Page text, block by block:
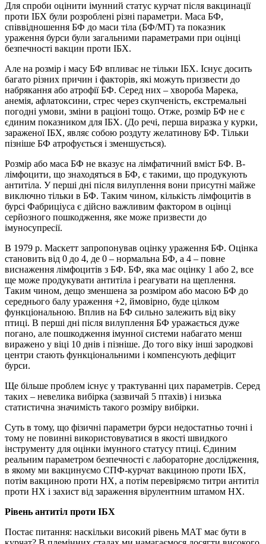
Для спроби оцінити імунний статус курчат після вакцинації
проти ІБХ були розроблені різні параметри. Маса БФ,
співвідношення БФ до маси тіла (БФ/МТ) та показник
ураження бурси були загальними параметрами при оцінці
безпечності вакцин проти ІБХ.
Але на розмір і масу БФ впливає не тільки ІБХ. Існує досить
багато різних причин і факторів, які можуть призвести до
набрякання або атрофії БФ. Серед них – хвороба Марека,
анемія, афлатоксини, стрес через скупченість, екстремальні
погодні умови, зміни в раціоні тощо. Отже, розмір БФ не є
єдиним показником для ІБХ. (До речі, перша виразка у курки,
зараженої ІБХ, являє собою роздуту желатинову БФ. Тільки
пізніше БФ атрофується і зменшується).
Розмір або маса БФ не вказує на лімфатичний вміст БФ. B-
лімфоцити, що знаходяться в БФ, є такими, що продукують
антитіла. У перші дні після вилуплення вони присутні майже
виключно тільки в БФ. Таким чином, кількість лімфоцитів в
бурсі Фабриціуса є дійсно важливим фактором в оцінці
серйозного пошкодження, яке може призвести до
імуносупресії.
В 1979 р. Маскетт запропонував оцінку ураження БФ. Оцінка
становить від 0 до 4, де 0 – нормальна БФ, а 4 – повне
виснаження лімфоцитів з БФ. БФ, яка має оцінку 1 або 2, все
ще може продукувати антитіла і реагувати на щеплення.
Таким чином, дещо зменшена за розміром або масою БФ до
середнього балу ураження +2, ймовірно, буде цілком
функціональною. Вплив на БФ сильно залежить від віку
птиці. В перші дні після вилуплення БФ уражається дуже
погано, але пошкодження імунної системи набагато менш
виражено у віці 10 днів і пізніше. До того віку інші зародкові
центри стають функціональними і компенсують дефіцит
бурси.
Ще більше проблем існує у трактуванні цих параметрів. Серед
таких – невелика вибірка (зазвичай 5 птахів) і низька
статистична значимість такого розміру вибірки.
Суть в тому, що фізичні параметри бурси недостатньо точні і
тому не повинні використовуватися в якості швидкого
інструменту для оцінки імунного статусу птиці. Єдиним
реальним параметром безпечності є лабораторне дослідження,
в якому ми вакцинуємо СПФ-курчат вакциною проти ІБХ,
потім вакциною проти НХ, а потім перевіряємо титри антитіл
проти НХ і захист від зараження вірулентним штамом НХ.
Рівень антитіл проти ІБХ
Постає питання: наскільки високий рівень МАТ має бути в